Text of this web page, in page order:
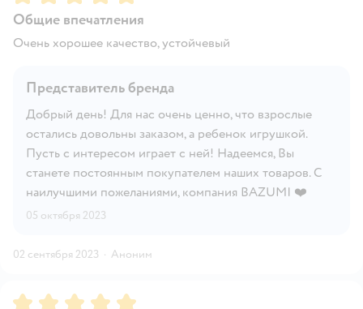
Общие впечатления
Очень хорошее качество, устойчевый
Представитель бренда
Добрый день! Для нас очень ценно, что взрослые
остались довольны заказом, а ребенок игрушкой.
Пусть с интересом играет с ней! Надеемся, Вы
станете постоянным покупателем наших товаров. С
наилучшими пожеланиями, компания BAZUMI ❤️
05 октября 2023
02 сентября 2023 · Аноним
Рейтинг:5